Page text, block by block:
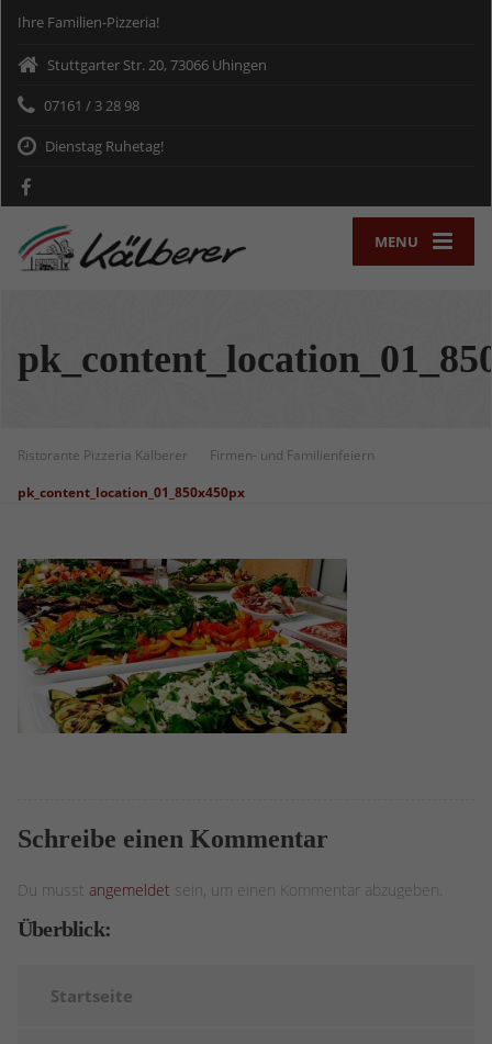
Ihre Familien-Pizzeria!
Stuttgarter Str. 20, 73066 Uhingen
07161 / 3 28 98
Dienstag Ruhetag!
MENU
Ristorante Pizzeria Kälberer
Firmen- und Familienfeiern
pk_content_location_01_850x450px
Schreibe einen Kommentar
Du musst angemeldet sein, um einen Kommentar abzugeben.
Überblick:
Startseite